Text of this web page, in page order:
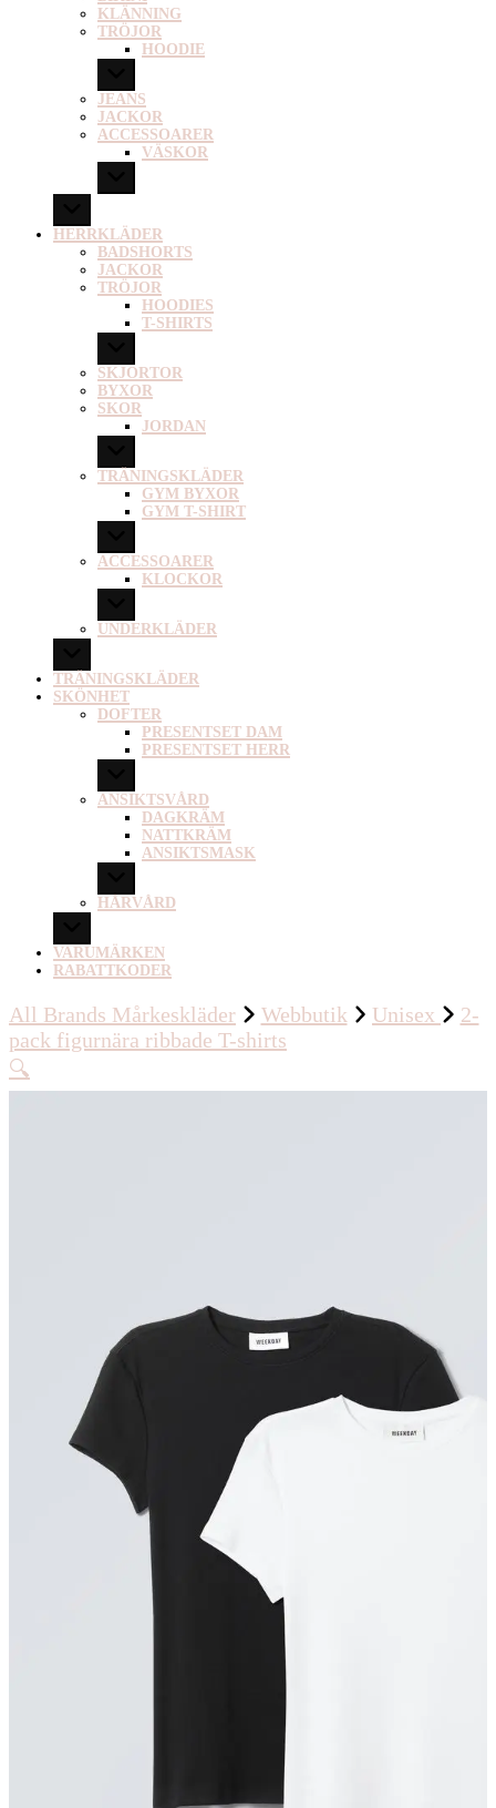
KLÄNNING
TRÖJOR
HOODIE
JEANS
JACKOR
ACCESSOARER
VÄSKOR
HERRKLÄDER
BADSHORTS
JACKOR
TRÖJOR
HOODIES
T-SHIRTS
SKJORTOR
BYXOR
SKOR
JORDAN
TRÄNINGSKLÄDER
GYM BYXOR
GYM T-SHIRT
ACCESSOARER
KLOCKOR
UNDERKLÄDER
TRÄNINGSKLÄDER
SKÖNHET
DOFTER
PRESENTSET DAM
PRESENTSET HERR
ANSIKTSVÅRD
DAGKRÄM
NATTKRÄM
ANSIKTSMASK
HÅRVÅRD
VARUMÄRKEN
RABATTKODER
All Brands Mårkeskläder Webbutik Unisex
2-
pack figurnära ribbade T-shirts
🔍